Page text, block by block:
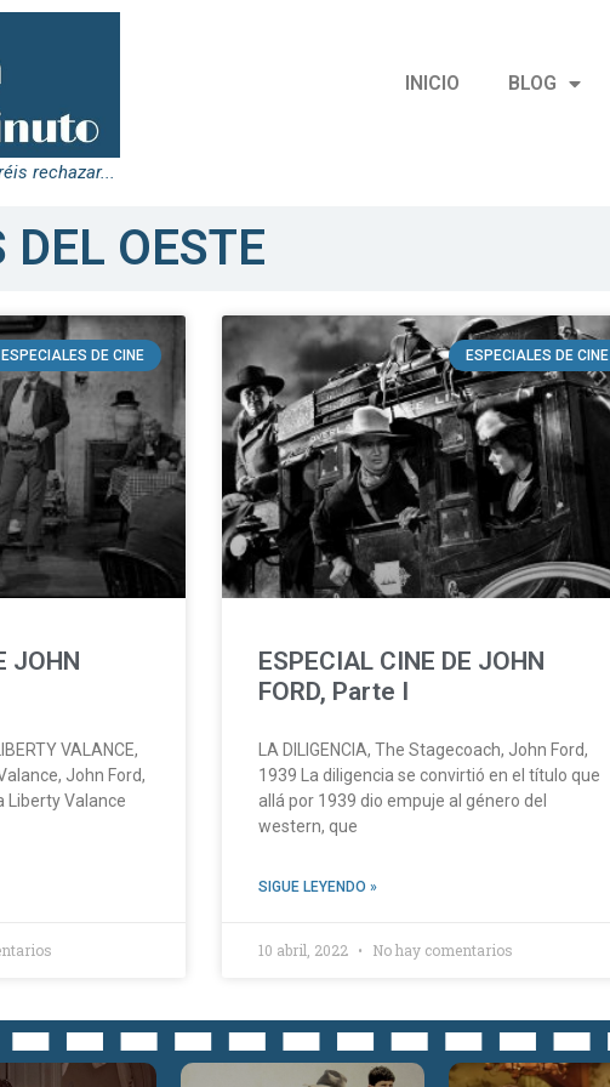
rechazar...
INICIO BLOG
DEL OESTE
ESPECIALES DE CINE
JOHN
VALANCE,
John Ford,
Liberty Valance
ESPECIALES DE CINE
ESPECIAL CINE DE JOHN
FORD, Parte I
LA DILIGENCIA, The Stagecoach, John Ford,
1939 La diligencia se convirtió en el título que
allá por 1939 dio empuje al género del
western, que
SIGUE LEYENDO »
10 abril, 2022 No hay comentarios